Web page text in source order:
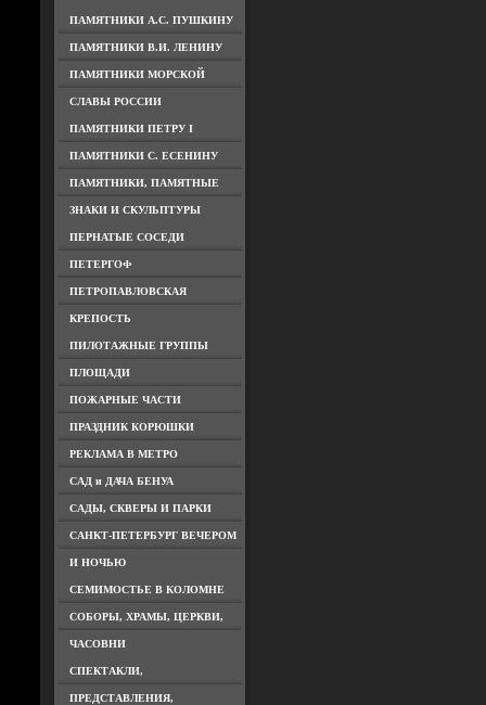
ПАМЯТНИКИ А.С. ПУШКИНУ
ПАМЯТНИКИ В.И. ЛЕНИНУ
ПАМЯТНИКИ МОРСКОЙ
СЛАВЫ РОССИИ
ПАМЯТНИКИ ПЕТРУ I
ПАМЯТНИКИ С. ЕСЕНИНУ
ПАМЯТНИКИ, ПАМЯТНЫЕ
ЗНАКИ И СКУЛЬПТУРЫ
ПЕРНАТЫЕ СОСЕДИ
ПЕТЕРГОФ
ПЕТРОПАВЛОВСКАЯ
КРЕПОСТЬ
ПИЛОТАЖНЫЕ ГРУППЫ
ПЛОЩАДИ
ПОЖАРНЫЕ ЧАСТИ
ПРАЗДНИК КОРЮШКИ
РЕКЛАМА В МЕТРО
САД и ДАЧА БЕНУА
САДЫ, СКВЕРЫ И ПАРКИ
САНКТ-ПЕТЕРБУРГ ВЕЧЕРОМ
И НОЧЬЮ
СЕМИМОСТЬЕ В КОЛОМНЕ
СОБОРЫ, ХРАМЫ, ЦЕРКВИ,
ЧАСОВНИ
СПЕКТАКЛИ,
ПРЕДСТАВЛЕНИЯ,